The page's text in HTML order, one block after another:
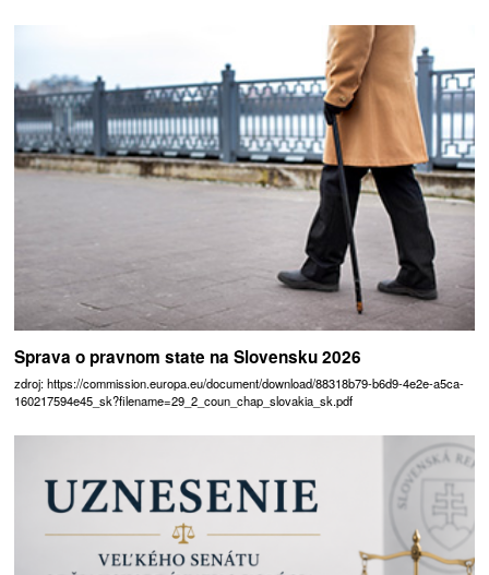
Sprava o pravnom state na Slovensku 2026
zdroj: https://commission.europa.eu/document/download/88318b79-b6d9-4e2e-a5ca-
160217594e45_sk?filename=29_2_coun_chap_slovakia_sk.pdf